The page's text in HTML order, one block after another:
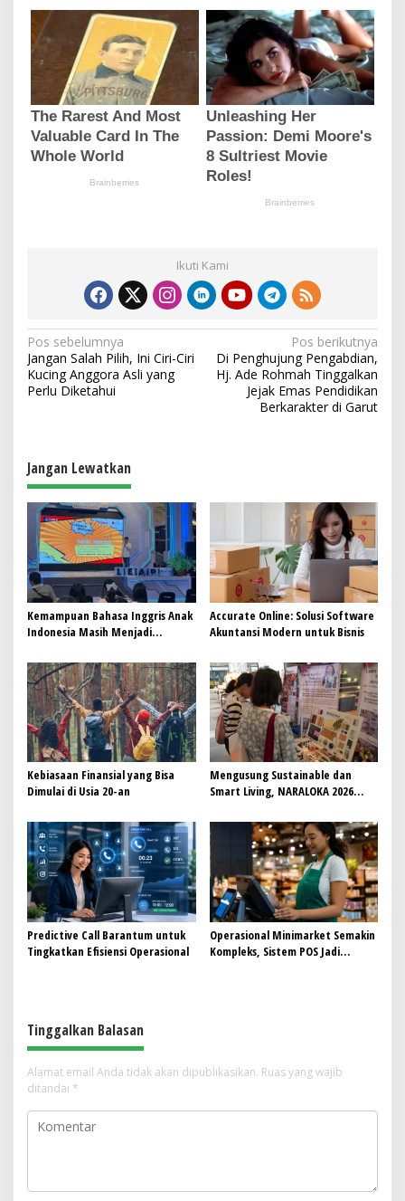
Ikuti Kami
N
a
v
a
s
p
o
s
Pos sebelumnya
Jangan Salah Pilih, Ini Ciri-Ciri
Kucing Anggora Asli yang
Perlu Diketahui
Pos berikutnya
Di Penghujung Pengabdian,
Hj. Ade Rohmah Tinggalkan
Jejak Emas Pendidikan
Berkarakter di Garut
Jangan Lewatkan
Kemampuan Bahasa Inggris Anak
Indonesia Masih Menjadi
Pembelajaran Dinilai Perlu
Berubah
Accurate Online: Solusi Software
Akuntansi Modern untuk Bisnis
Kebiasaan Finansial yang Bisa
Dimulai di Usia 20-an
Mengusung Sustainable dan
Smart Living, NARALOKA 2026
Mahasiswa BINUS @Malang
Predictive Call Barantum untuk
Tingkatkan Efisiensi Operasional
Operasional Minimarket Semakin
Kompleks, Sistem POS Jadi
Tinggalkan Balasan
Alamat email Anda tidak akan dipublikasikan. Ruas yang wajib
ditandai *